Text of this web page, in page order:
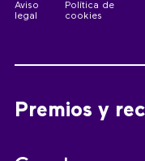
Aviso
legal
Política de
cookies
Premios y